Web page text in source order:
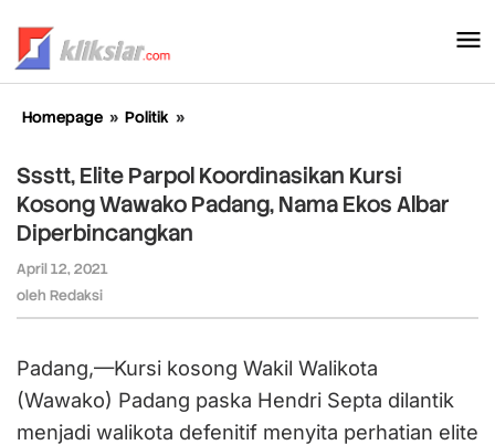
konten
Homepage » Politik »
Parpol
Koordinasikan
Kursi
Kosong
Ekos
Diperbincangkan
Ssstt, Elite Parpol Koordinasikan Kursi
Kosong Wawako Padang, Nama Ekos Albar
Diperbincangkan
April 12, 2021
oleh Redaksi
Padang,—Kursi kosong Wakil Walikota
(Wawako) Padang paska Hendri Septa dilantik
menjadi walikota defenitif menyita perhatian elite